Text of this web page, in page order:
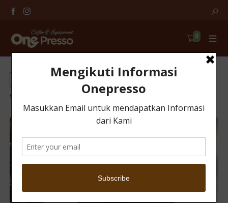
0
/Kain Microfiber
Waffle Towel High Absorbent 30x30cm – V-30 – Black